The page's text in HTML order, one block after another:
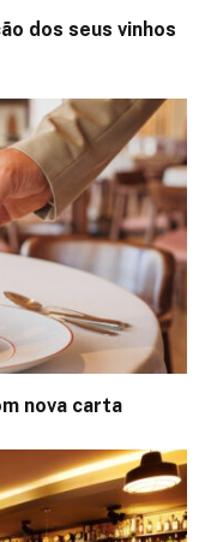
dos seus vinhos
nova carta